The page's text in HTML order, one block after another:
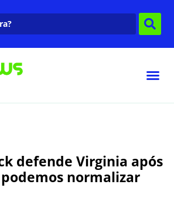
defende Virginia após
normalizar